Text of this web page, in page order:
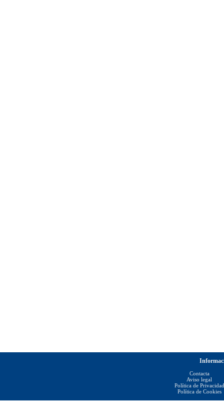
Contacta
Aviso legal
Política de Privacidad
Política de Cookies